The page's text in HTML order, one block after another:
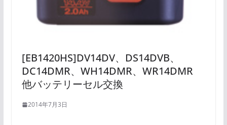
[EB1420HS]DV14DV、DS14DVB、
DC14DMR、WH14DMR、WR14DMR
他バッテリーセル交換
2014年7月3日